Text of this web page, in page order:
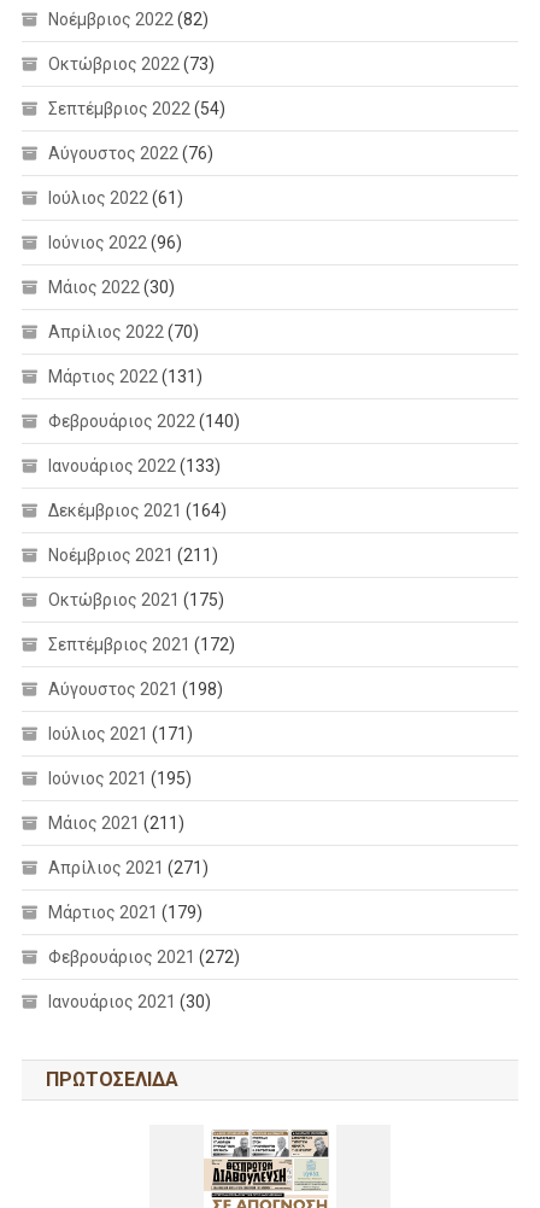
Νοέμβριος 2022 (82)
Οκτώβριος 2022 (73)
Σεπτέμβριος 2022 (54)
Αύγουστος 2022 (76)
Ιούλιος 2022 (61)
Ιούνιος 2022 (96)
Μάιος 2022 (30)
Απρίλιος 2022 (70)
Μάρτιος 2022 (131)
Φεβρουάριος 2022 (140)
Ιανουάριος 2022 (133)
Δεκέμβριος 2021 (164)
Νοέμβριος 2021 (211)
Οκτώβριος 2021 (175)
Σεπτέμβριος 2021 (172)
Αύγουστος 2021 (198)
Ιούλιος 2021 (171)
Ιούνιος 2021 (195)
Μάιος 2021 (211)
Απρίλιος 2021 (271)
Μάρτιος 2021 (179)
Φεβρουάριος 2021 (272)
Ιανουάριος 2021 (30)
ΠΡΩΤΟΣΕΛΙΔΑ